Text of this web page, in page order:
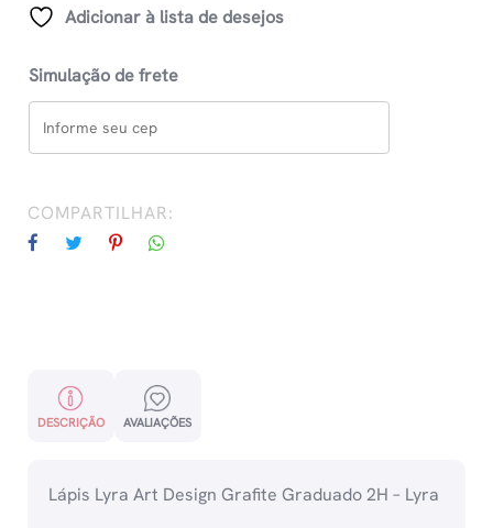
Graduado
quantidade
Adicionar à lista de desejos
Simulação de frete
COMPARTILHAR:
DESCRIÇÃO AVALIAÇÕES
Lápis Lyra Art Design Grafite Graduado 2H – Lyra